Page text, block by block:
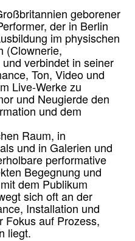
geborener
der in Berlin
im physischen
(Clownerie,
verbindet in seiner
Ton, Video und
Live-Werke zu
und Neugierde den
und dem
Raum, in
und in Galerien und
performative
Begegnung und
dem Publikum
sich oft an der
Installation und
Fokus auf Prozess,
liegt.